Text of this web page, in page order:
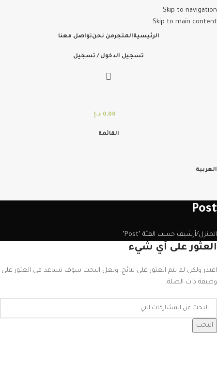
Skip to navigation
Skip to main content
الرئيسيةالمتجرمن نحنتواصل معنا
تسجيل الدخول / تسجيل
0,00 د.إ
القائمة
العربية
Post
المنزل أرشيف حسب الفئة "Post"
العثور على أي شيء
اعتذر ولكن لم يتم العثور على نتائج. ولعل البحث سوف تساعد في العثور على
وظيفة ذات الصلة.
البحث